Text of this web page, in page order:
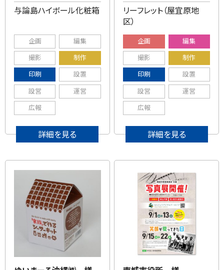
与論島ハイボール化粧箱
企画
編集
撮影
制作
印刷
設置
設営
運営
広報
詳細を見る
リーフレット（屋宜原地
区）
企画
編集
撮影
制作
印刷
設置
設営
運営
広報
詳細を見る